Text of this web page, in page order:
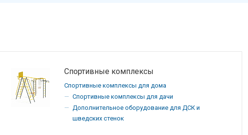
Спортивные комплексы
Спортивные комплексы для дома
Спортивные комплексы для дачи
Дополнительное оборудование для ДСК и
шведских стенок